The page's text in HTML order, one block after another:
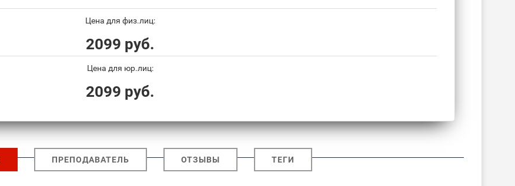
Цена для физ.лиц:
2099 руб.
Цена для юр.лиц:
2099 руб.
ПРЕПОДАВАТЕЛЬ ОТЗЫВЫ ТЕГИ